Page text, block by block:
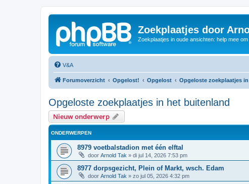
Zoekplaatjes door
Zoekplaatjes in oude ansichten: help mee
V&A
Forumoverzicht Opgelost! Opgelost Opgeloste zoekplaatjes
Opgeloste zoekplaatjes in het buitenland
Nieuw onderwerp
ONDERWERPEN
8979 voetbalstadion met één elftal
door Arnold Tak » di jul 14, 2026 7:53 pm
8977 dorpsgezicht, Plein of Markt, wsch. Edam
door Arnold Tak » zo jul 05, 2026 4:32 pm